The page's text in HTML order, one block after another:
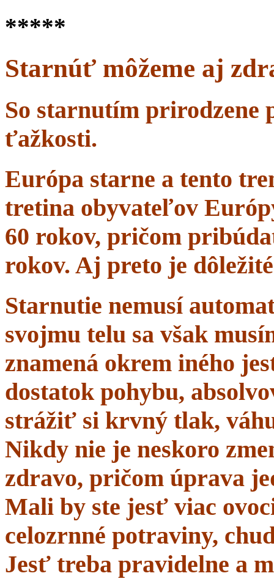
*****
Starnúť môžeme aj
So starnutím prirodzene
ťažkosti.
Európa starne a tento
tretina obyvateľov
60 rokov, pričom
rokov. Aj preto je
Starnutie nemusí
svojmu telu sa však
znamená okrem iného
dostatok pohybu,
strážiť si krvný tlak,
Nikdy nie je neskoro
zdravo, pričom úprava
Mali by ste jesť viac
celozrnné potraviny,
Jesť treba pravidelne a